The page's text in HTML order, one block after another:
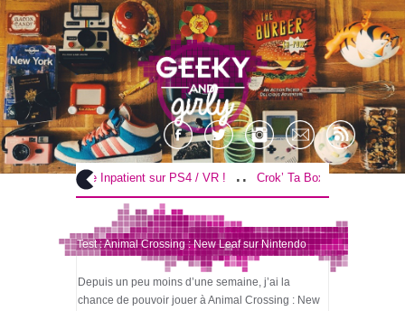
The Inpatient sur PS4 / VR ! .. Crok’ Ta Box de Novembre : Le tour
Test : Animal Crossing : New Leaf sur Nintendo
3DS
Depuis un peu moins d’une semaine, j’ai la
chance de pouvoir jouer à Animal Crossing : New